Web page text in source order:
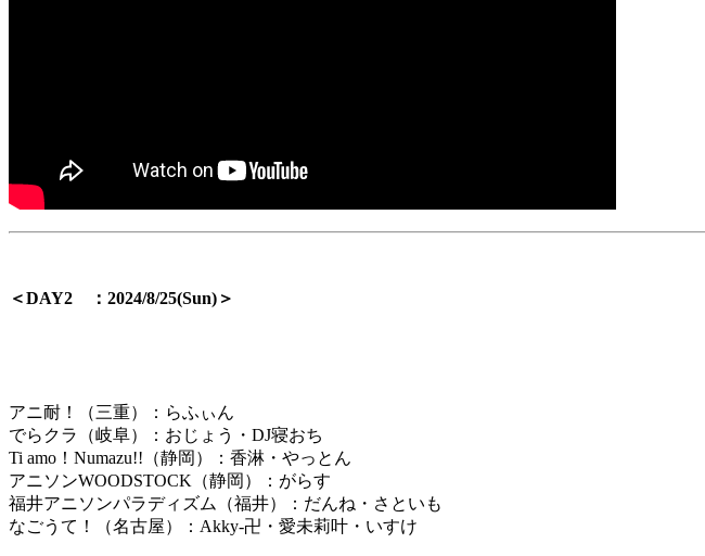
＜DAY2 ：2024/8/25(Sun)＞
アニ耐！（三重）：らふぃん
でらクラ（岐阜）：おじょう・DJ寝おち
Ti amo！Numazu!!（静岡）：香淋・やっとん
アニソンWOODSTOCK（静岡）：がらす
福井アニソンパラディズム（福井）：だんね・さといも
なごうて！（名古屋）：Akky-卍・愛未莉叶・いすけ